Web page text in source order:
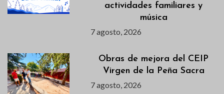
actividades familiares y
música
7 agosto, 2026
Obras de mejora del CEIP
Virgen de la Peña Sacra
7 agosto, 2026